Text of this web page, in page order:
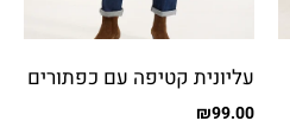
עליונית קטיפה עם כפתורים
₪99.00